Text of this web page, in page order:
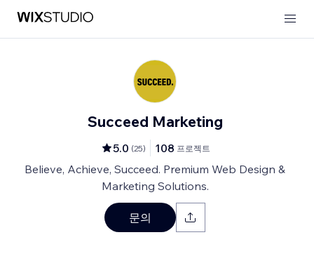
Succeed Marketing
5.0 (25) 108 프로젝트
Believe, Achieve, Succeed. Premium Web Design &
Marketing Solutions.
문의